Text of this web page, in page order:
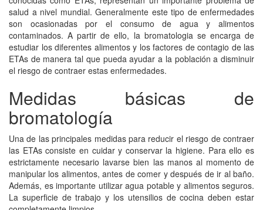
salud a nivel mundial. Generalmente este tipo de enfermedades
son ocasionadas por el consumo de agua y alimentos
contaminados. A partir de ello, la bromatologia se encarga de
estudiar los diferentes alimentos y los factores de contagio de las
ETAs de manera tal que pueda ayudar a la población a disminuir
el riesgo de contraer estas enfermedades.
Medidas básicas de
bromatología
Una de las principales medidas para reducir el riesgo de contraer
las ETAs consiste en cuidar y conservar la higiene. Para ello es
estrictamente necesario lavarse bien las manos al momento de
manipular los alimentos, antes de comer y después de ir al baño.
Además, es importante utilizar agua potable y alimentos seguros.
La superficie de trabajo y los utensilios de cocina deben estar